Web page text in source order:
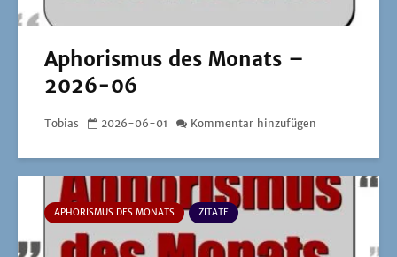
Aphorismus des Monats –
2026-06
Tobias 2026-06-01 Kommentar hinzufügen
APHORISMUS DES MONATS ZITATE